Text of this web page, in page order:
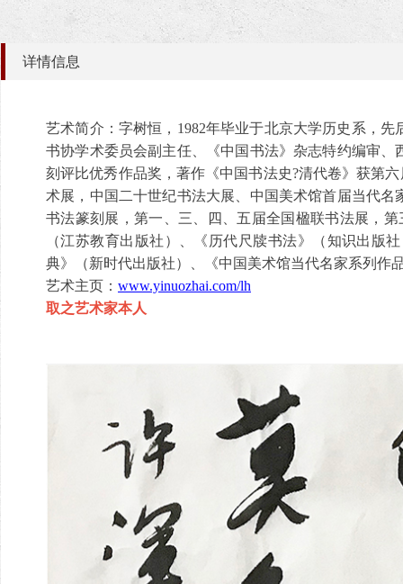
艺术简介：字树恒，1982年毕业于北京大学历史系，
书协学术委员会副主任、《中国书法》杂志特约编审
刻评比优秀作品奖，著作《中国书法史?清代卷》获第
术展，中国二十世纪书法大展、中国美术馆首届当代
书法篆刻展，第一、三、四、五届全国楹联书法展，
（江苏教育出版社）、《历代尺牍书法》（知识出版
典》（新时代出版社）、《中国美术馆当代名家系列作
艺术主页： www.yinuozhai.com/lh
取之艺术家本人
详情信息